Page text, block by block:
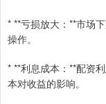
* **亏损放大：**市场
操作。
* **利息成本：**配资
本对收益的影响。